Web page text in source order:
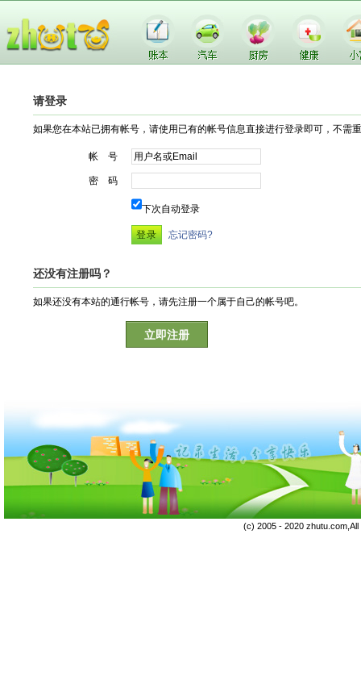
请登录
如果您在本站已拥有帐号，请使用已有的帐号信息直接进行登录即可，不需
帐 号
密 码
下次自动登录
忘记密码?
还没有注册吗？
如果还没有本站的通行帐号，请先注册一个属于自己的帐号吧。
立即注册
(c) 2005 - 2020